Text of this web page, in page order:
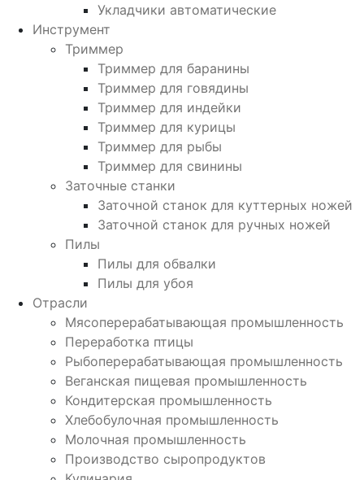
Укладчики автоматические
Инструмент
Триммер
Триммер для баранины
Триммер для говядины
Триммер для индейки
Триммер для курицы
Триммер для рыбы
Триммер для свинины
Заточные станки
Заточной станок для куттерных ножей
Заточной станок для ручных ножей
Пилы
Пилы для обвалки
Пилы для убоя
Отрасли
Мясоперерабатывающая промышленность
Переработка птицы
Рыбоперерабатывающая промышленность
Веганская пищевая промышленность
Кондитерская промышленность
Хлебобулочная промышленность
Молочная промышленность
Производство сыропродуктов